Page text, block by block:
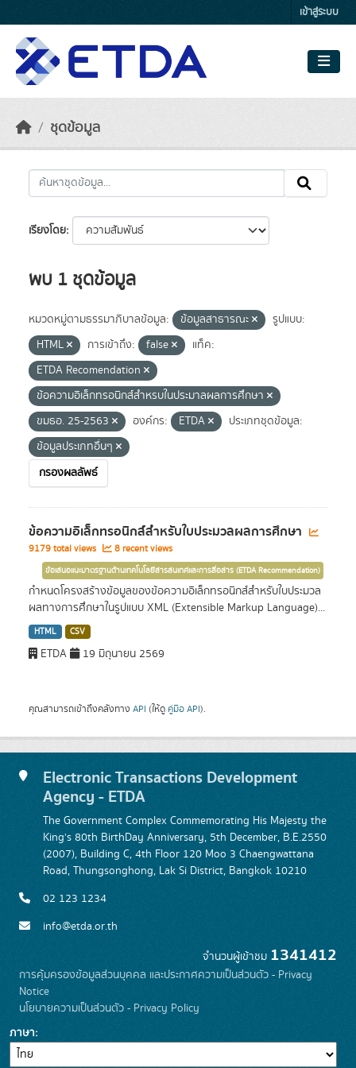
เข้าสู่ระบบ
ชุดข้อมูล
เรียงโดย
พบ 1 ชุดข้อมูล
หมวดหมู่ตามธรรมาภิบาลข้อมูล: ข้อมูลสาธารณะ
รูปแบบ:
HTML
การเข้าถึง: false
แท็ค:
ETDA Recomendation
ข้อความอิเล็กทรอนิกส์สำหรบในประมาลผลการศึกษา
ขมธอ. 25-2563
องค์กร: ETDA
ประเภทชุดข้อมูล:
ข้อมูลประเภทอื่นๆ
กรองผลลัพธ์
ข้อความอิเล็กทรอนิกส์สำหรับใบประมวลผลการศึกษา
9179 total views 8 recent views
ข้อเสนอแนะมาตรฐานด้านเทคโนโลยีสารสนเทศและการสื่อสาร (ETDA Recommendation)
กำหนดโครงสร้างข้อมูลของข้อความอิเล็กทรอนิกส์สำหรับใบประมวล
ผลทางการศึกษาในรูปแบบ XML (Extensible Markup Language)...
HTML CSV
ETDA 19 มิถุนายน 2569
คุณสามารถเข้าถึงคลังทาง API (ให้ดู คู่มือ API).
Electronic Transactions Development
Agency - ETDA
The Government Complex Commemorating His Majesty the
King's 80th BirthDay Anniversary, 5th December, B.E.2550
(2007), Building C, 4th Floor 120 Moo 3 Chaengwattana
Road, Thungsonghong, Lak Si District, Bangkok 10210
02 123 1234
info@etda.or.th
จำนวนผู้เข้าชม 1341412
การคุ้มครองข้อมูลส่วนบุคคล และประกาศความเป็นส่วนตัว - Privacy
Notice
นโยบายความเป็นส่วนตัว - Privacy Policy
ภาษา